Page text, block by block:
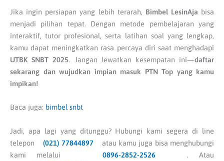
Jika ingin persiapan yang lebih terarah, Bimbel LesinAja bisa
menjadi pilihan tepat. Dengan metode pembelajaran yang
interaktif, tutor profesional, serta latihan soal yang lengkap,
kamu dapat meningkatkan rasa percaya diri saat menghadapi
UTBK SNBT 2025. Jangan lewatkan kesempatan ini—daftar
sekarang dan wujudkan impian masuk PTN Top yang kamu
impikan!
Baca juga: bimbel snbt
Jadi, apa lagi yang ditunggu? Hubungi kami segera di line
telepon(021) 77844897atau kamu juga bisa menghubungi
kami melalui 0896-2852-2526 . Atau